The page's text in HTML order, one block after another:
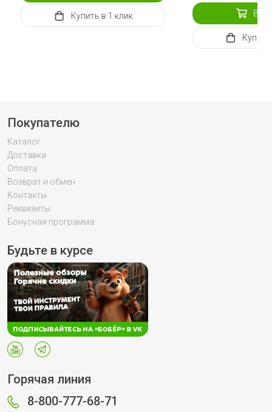
Купить в 1 клик В
Купить
Покупателю
Каталог
Доставка
Оплата
Возврат и обмен
Контакты
Реквизиты
Бонусная программа
Будьте в курсе
Горячая линия
8-800-777-68-71